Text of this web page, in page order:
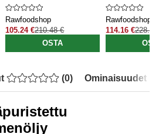
Rawfoodshop
105.24 €210.48 €
OSTA
Rawfoodshop
114.16 €
(0) Ominaisuudet